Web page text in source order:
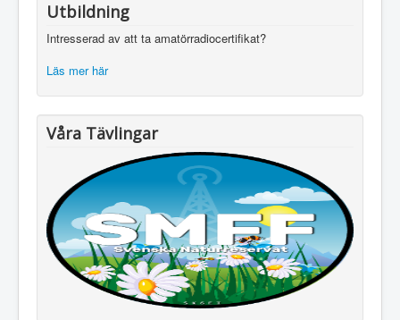
Utbildning
Intresserad av att ta amatörradiocertifikat?
Läs mer här
Våra Tävlingar